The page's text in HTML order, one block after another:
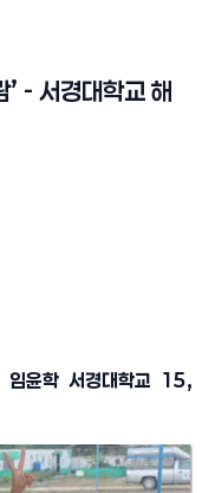
’ - 서경대학교 해
임윤학 서경대학교
15,